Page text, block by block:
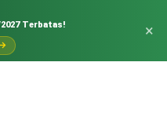
Terbatas!
×